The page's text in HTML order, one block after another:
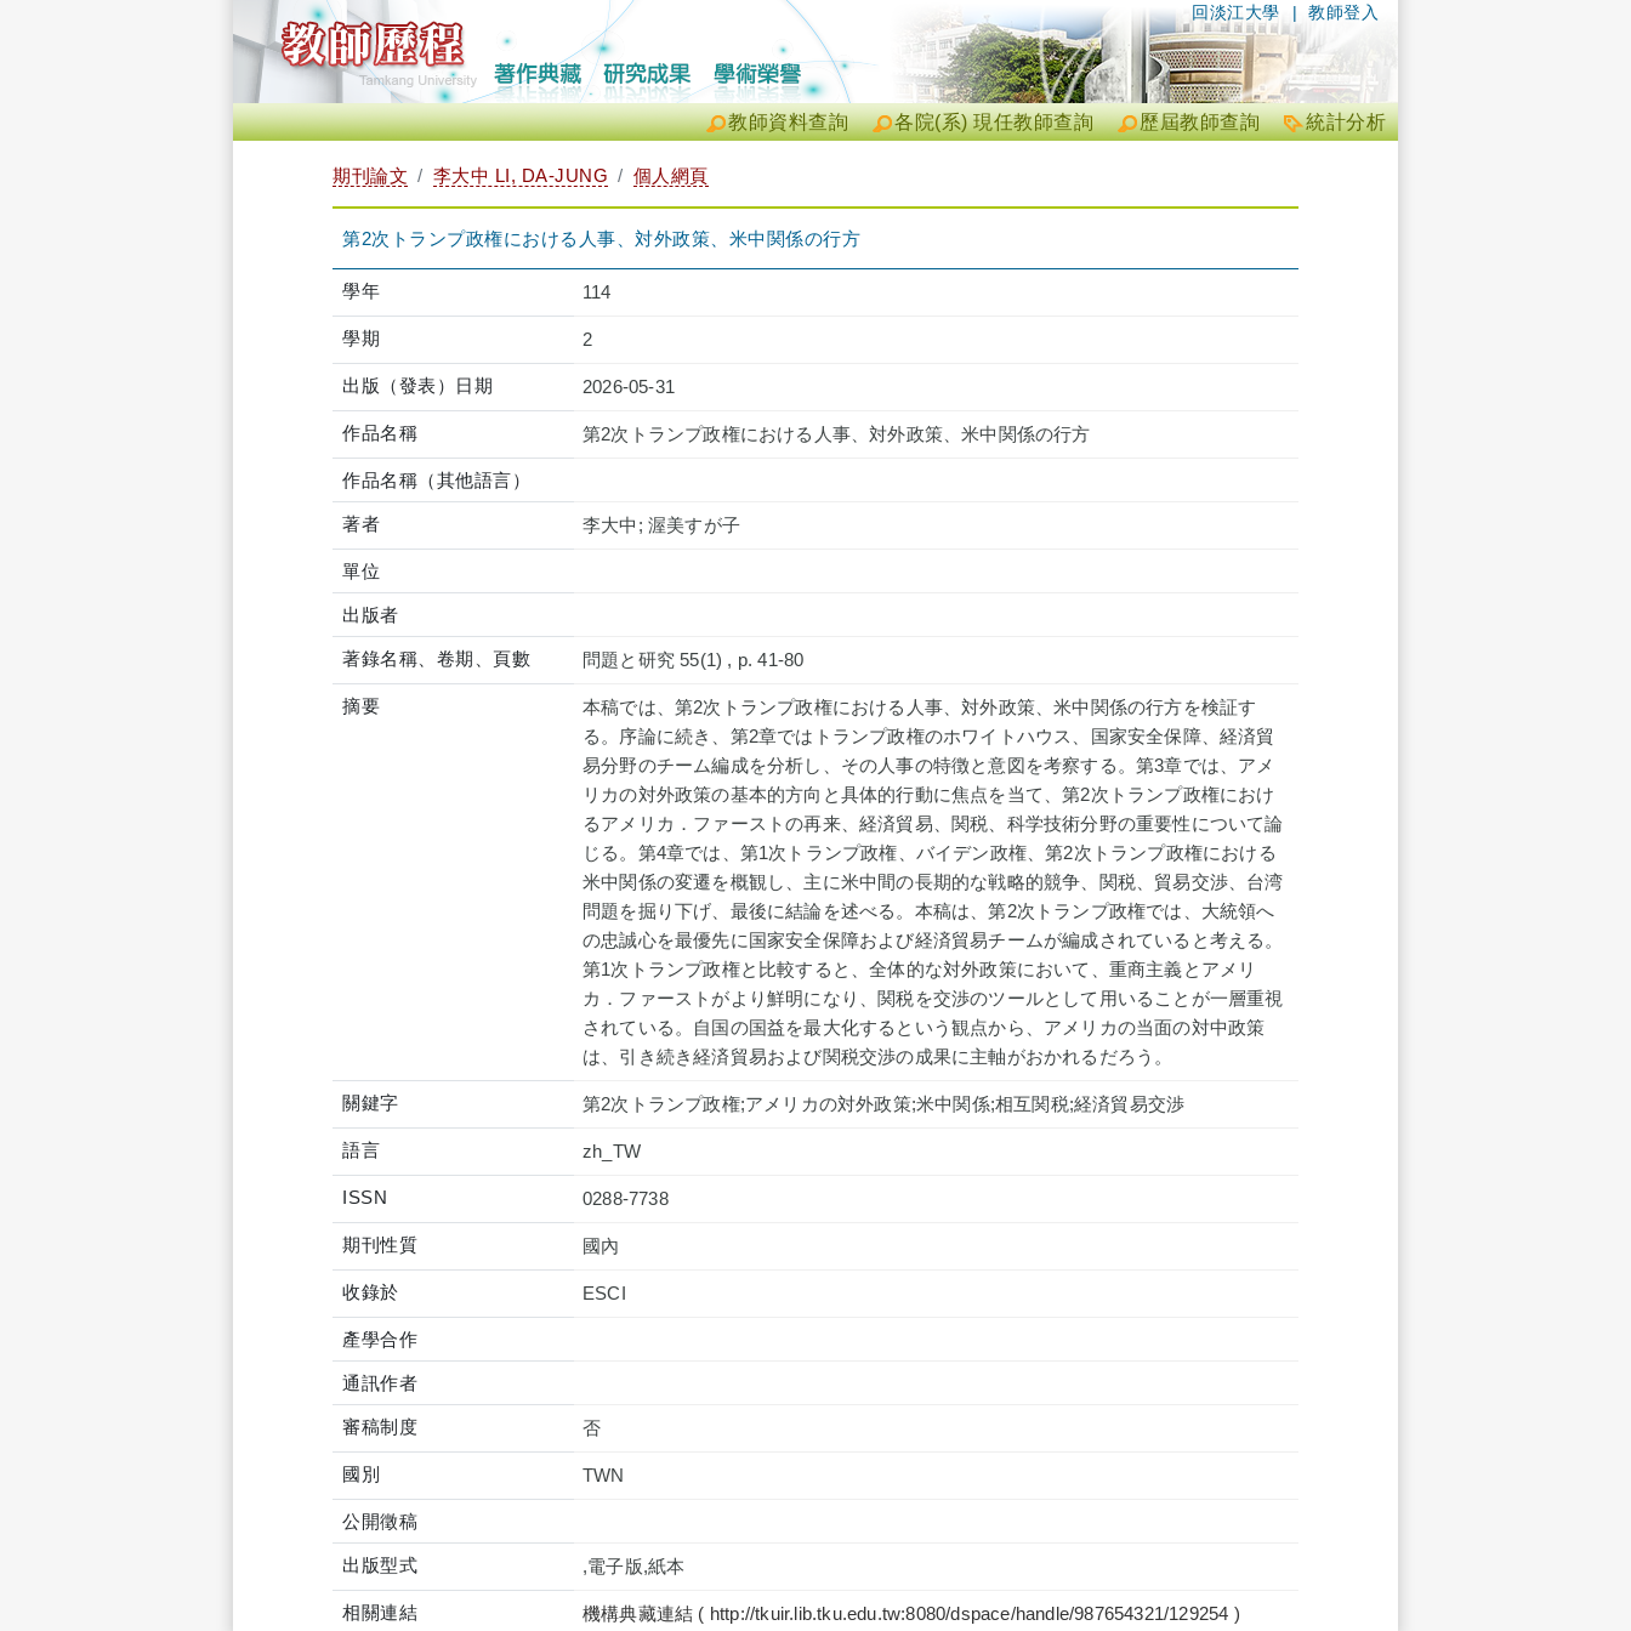
| 教師登入
回淡江大學
統計分析
歷屆教師查詢
各院(系) 現任教師查詢
教師資料查詢
期刊論文 李大中 LI, DA-JUNG 個人網頁
第2次トランプ政権における人事、対外政策、米中関係の行方
學年 114
學期 2
出版（發表）日期 2026-05-31
作品名稱 第2次トランプ政権における人事、対外政策、米中関係の行方
作品名稱（其他語言）
著者 李大中; 渥美すが子
單位
出版者
著錄名稱、卷期、頁數 問題と研究 55(1) , p. 41-80
摘要
本稿では、第2次トランプ政権における人事、対外政策、米中関係の行方を検証す
る。序論に続き、第2章ではトランプ政権のホワイトハウス、国家安全保障、経済貿
易分野のチーム編成を分析し、その人事の特徴と意図を考察する。第3章では、アメ
リカの対外政策の基本的方向と具体的行動に焦点を当て、第2次トランプ政権におけ
るアメリカ．ファーストの再来、経済貿易、関税、科学技術分野の重要性について論
じる。第4章では、第1次トランプ政権、バイデン政権、第2次トランプ政権における
米中関係の変遷を概観し、主に米中間の長期的な戦略的競争、関税、貿易交渉、台湾
問題を掘り下げ、最後に結論を述べる。本稿は、第2次トランプ政権では、大統領へ
の忠誠心を最優先に国家安全保障および経済貿易チームが編成されていると考える。
第1次トランプ政権と比較すると、全体的な対外政策において、重商主義とアメリ
カ．ファーストがより鮮明になり、関税を交渉のツールとして用いることが一層重視
されている。自国の国益を最大化するという観点から、アメリカの当面の対中政策
は、引き続き経済貿易および関税交渉の成果に主軸がおかれるだろう。
關鍵字 第2次トランプ政権;アメリカの対外政策;米中関係;相互関税;経済貿易交渉
語言 zh_TW
ISSN 0288-7738
期刊性質 國內
收錄於
產學合作
通訊作者
審稿制度 否
國別 TWN
公開徵稿
出版型式 ,電子版,紙本
相關連結 機構典藏連結 ( http://tkuir.lib.tku.edu.tw:8080/dspace/handle/987654321/129254 )